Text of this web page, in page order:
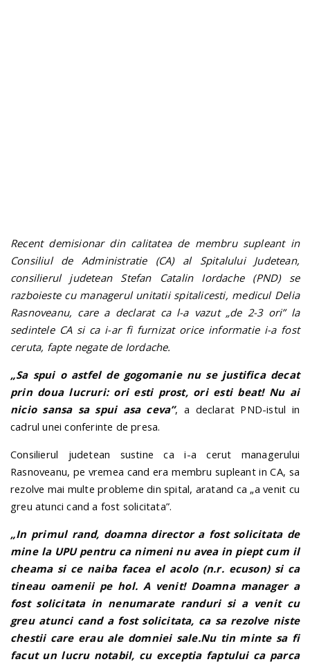
Recent demisionar din calitatea de membru supleant in
Consiliul de Administratie (CA) al Spitalului Judetean,
consilierul judetean Stefan Catalin Iordache (PND) se
razboieste cu managerul unitatii spitalicesti, medicul Delia
Rasnoveanu, care a declarat ca l-a vazut „de 2-3 ori” la
sedintele CA si ca i-ar fi furnizat orice informatie i-a fost
ceruta, fapte negate de Iordache.
„Sa spui o astfel de gogomanie nu se justifica decat
prin doua lucruri: ori esti prost, ori esti beat! Nu ai
nicio sansa sa spui asa ceva”, a declarat PND-istul in
cadrul unei conferinte de presa.
Consilierul judetean sustine ca i-a cerut managerului
Rasnoveanu, pe vremea cand era membru supleant in CA, sa
rezolve mai multe probleme din spital, aratand ca „a venit cu
greu atunci cand a fost solicitata”.
„In primul rand, doamna director a fost solicitata de
mine la UPU pentru ca nimeni nu avea in piept cum il
cheama si ce naiba facea el acolo (n.r. ecuson) si ca
tineau oamenii pe hol. A venit! Doamna manager a
fost solicitata in nenumarate randuri si a venit cu
greu atunci cand a fost solicitata, ca sa rezolve niste
chestii care erau ale domniei sale.Nu tin minte sa fi
facut un lucru notabil, cu exceptia faptului ca parca